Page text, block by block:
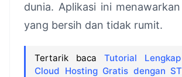
dunia. Aplikasi ini
yang bersih dan tidak rumit.
Tertarik baca Tutorial
Cloud Hosting Gratis dengan